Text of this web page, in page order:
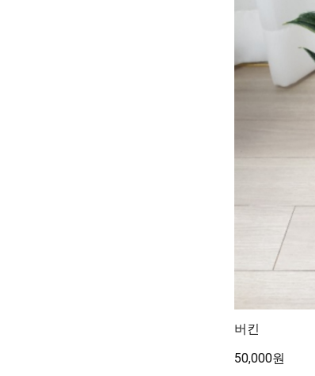
버킨
50,000원